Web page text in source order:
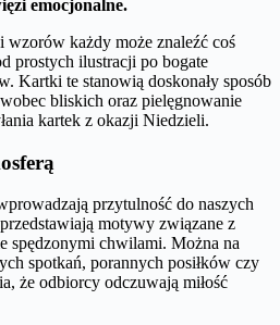
emocjonalne.
każdy może znaleźć coś
prostych ilustracji po bogate
Kartki te stanowią doskonały sposób
bliskich oraz pielęgnowanie
kartek z okazji Niedzieli.
przytulność do naszych
motywy związane z
spędzonymi chwilami. Można na
spotkań, porannych posiłków czy
że odbiorcy odczuwają miłość